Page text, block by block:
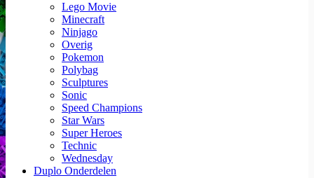
Lego Movie
Minecraft
Ninjago
Overig
Pokemon
Polybag
Sculptures
Sonic
Speed Champions
Star Wars
Super Heroes
Technic
Wednesday
Duplo Onderdelen